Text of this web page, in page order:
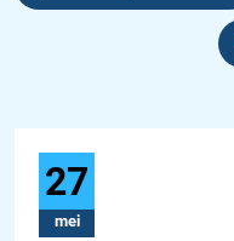
27
mei